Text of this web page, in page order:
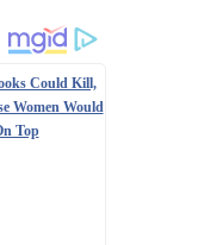
Could Kill,
Women Would
Top